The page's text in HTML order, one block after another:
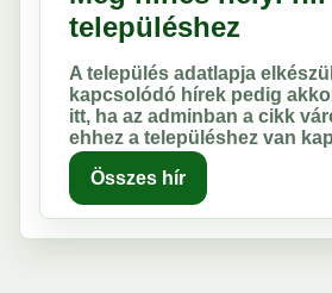
településhez
A település adatlapja
kapcsolódó hírek pedig
itt, ha az adminban a cikk
ehhez a településhez van
Összes hír